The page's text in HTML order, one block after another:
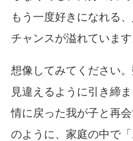
もう一度好きになれる
チャンスが溢れています
想像してみてください
見違えるように引き締
情に戻った我が子と再
のように、家庭の中で